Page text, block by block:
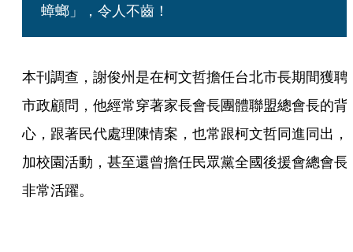
蟑螂」，令人不齒！
本刊調查，謝俊州是在柯文哲擔任台北市長期間獲聘
市政顧問，他經常穿著家長會長團體聯盟總會長的背
心，跟著民代處理陳情案，也常跟柯文哲同進同出，
加校園活動，甚至還曾擔任民眾黨全國後援會總會長
非常活躍。